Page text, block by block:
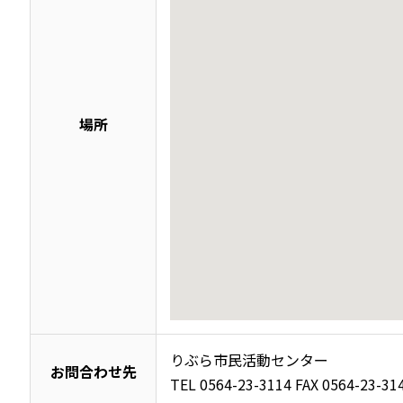
場所
お問合わせ先
りぶら市民活動センター
TEL 0564-23-3114 FAX 0564-23-